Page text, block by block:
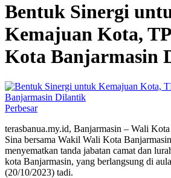
Bentuk Sinergi
Kemajuan Kota,
Kota Banjarmasin
Perbesar
terasbanua.my.id, Banjarmasin – Wali
Sina bersama Wakil Wali Kota
menyematkan tanda jabatan camat dan
kota Banjarmasin, yang berlangsung di
(20/10/2023) tadi.